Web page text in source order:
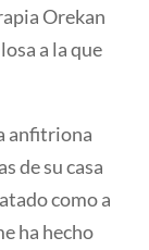
Orekan
a la que
anfitriona
de su casa
como a
ha hecho